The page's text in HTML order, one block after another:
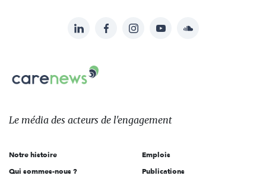
sur:
LinkedInFacebookInstagramYouTubeSoundcloud
Le
des
l'engagement
Le média des acteurs de l'engagement
Notre histoire
Qui sommes-nous ?
Emplois
Publications